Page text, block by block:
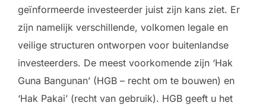
geïnformeerde investeerder juist zijn kans ziet. Er
zijn namelijk verschillende, volkomen legale en
veilige structuren ontworpen voor buitenlandse
investeerders. De meest voorkomende zijn ‘Hak
Guna Bangunan’ (HGB – recht om te bouwen) en
‘Hak Pakai’ (recht van gebruik). HGB geeft u het